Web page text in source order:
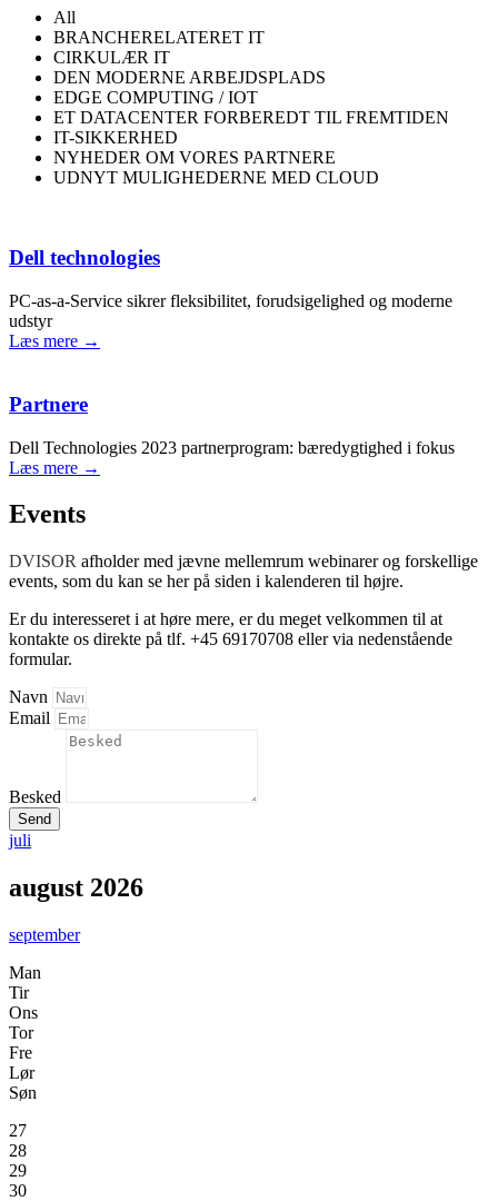
All
BRANCHERELATERET IT
CIRKULÆR IT
DEN MODERNE ARBEJDSPLADS
EDGE COMPUTING / IOT
ET DATACENTER FORBEREDT TIL FREMTIDEN
IT-SIKKERHED
NYHEDER OM VORES PARTNERE
UDNYT MULIGHEDERNE MED CLOUD
Dell technologies
PC-as-a-Service sikrer fleksibilitet, forudsigelighed og moderne
udstyr
Læs mere →
Partnere
Dell Technologies 2023 partnerprogram: bæredygtighed i fokus
Læs mere →
Events
DVISOR afholder med jævne mellemrum webinarer og forskellige
events, som du kan se her på siden i kalenderen til højre.
Er du interesseret i at høre mere, er du meget velkommen til at
kontakte os direkte på tlf. +45 69170708 eller via nedenstående
formular.
Navn
Email
Besked
Send
juli
august 2026
september
Man
Tir
Ons
Tor
Fre
Lør
Søn
27
28
29
30